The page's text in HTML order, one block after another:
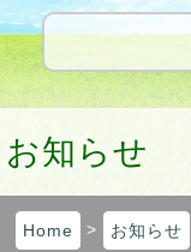
お知らせ
Home > お知らせ